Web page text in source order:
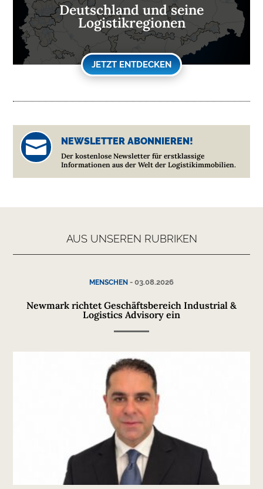
Deutschland und seine
Logistikregionen
JETZT ENTDECKEN
 NEWSLETTER ABONNIEREN!
Der kostenlose Newsletter für erstklassige
Informationen aus der Welt der Logistikimmobilien.
AUS UNSEREN RUBRIKEN
MENSCHEN - 03.08.2026
Newmark richtet Geschäftsbereich Industrial &
Logistics Advisory ein